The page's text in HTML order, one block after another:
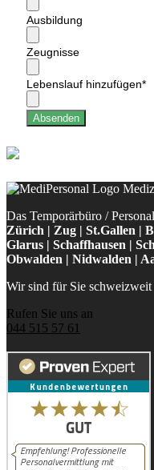
Ausbildung
Zeugnisse
Lebenslauf hinzufügen*
Absenden
Das Temporärbüro /
Zürich | Zug | St.Gallen |
Glarus | Schaffhausen |
Obwalden | Nidwalden |
Wir sind für Sie
Rufen Sie uns an
044 515 57 61